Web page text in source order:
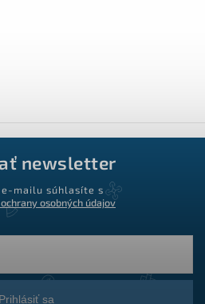
newsletter
mailu súhlasíte s
osobných údajov
Prihlásiť sa